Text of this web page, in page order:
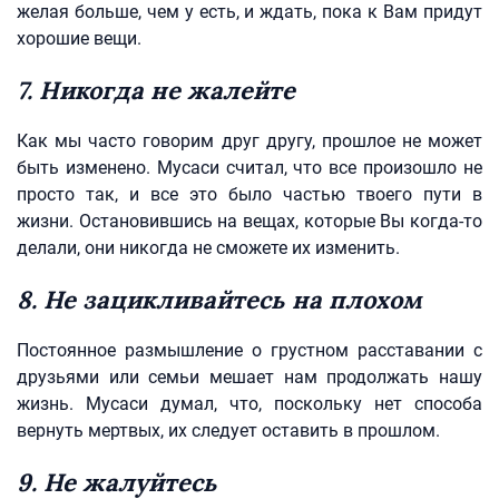
желая больше, чем у есть, и ждать, пока к Вам придут
хорошие вещи.
7. Никогда не жалейте
Как мы часто говорим друг другу, прошлое не может
быть изменено. Мусаси считал, что все произошло не
просто так, и все это было частью твоего пути в
жизни. Остановившись на вещах, которые Вы когда-то
делали, они никогда не сможете их изменить.
8. Не зацикливайтесь на плохом
Постоянное размышление о грустном расставании с
друзьями или семьи мешает нам продолжать нашу
жизнь. Мусаси думал, что, поскольку нет способа
вернуть мертвых, их следует оставить в прошлом.
9. Не жалуйтесь